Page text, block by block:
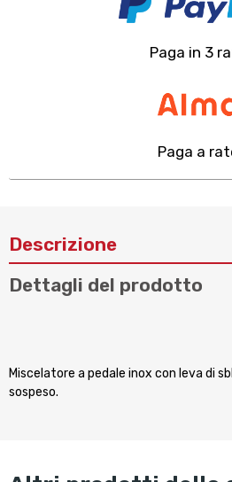
Paga in 3
Paga a
Descrizione
Dettagli del prodotto
Miscelatore a pedale inox con leva di
sospeso.